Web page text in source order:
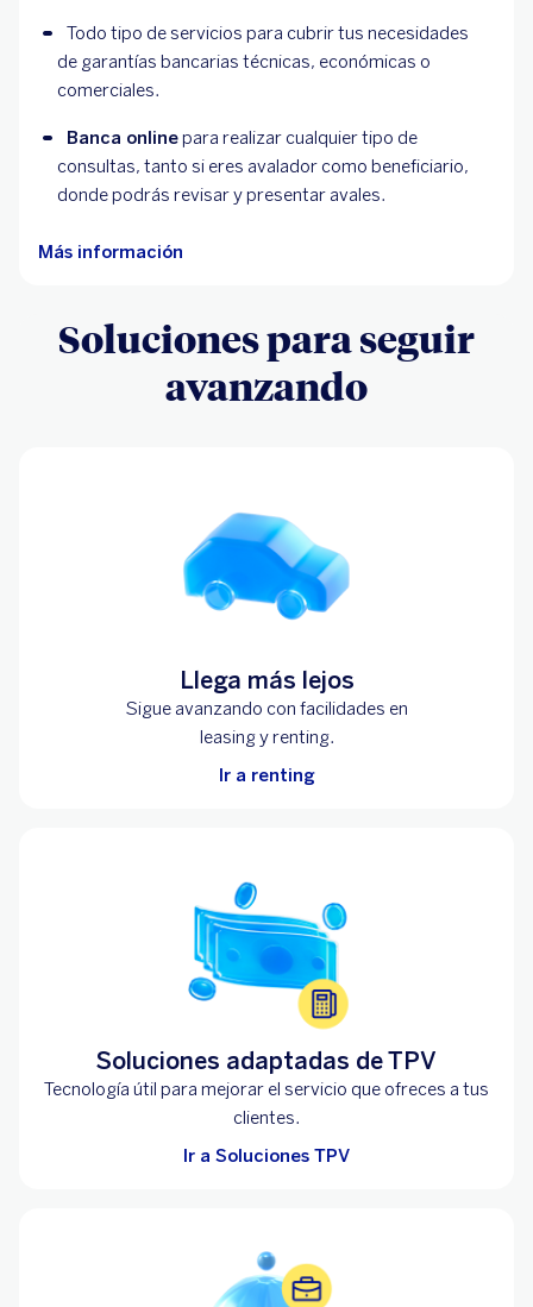
Todo tipo de servicios para cubrir tus necesidades
de garantías bancarias técnicas, económicas o
comerciales.
Banca online para realizar cualquier tipo de
consultas, tanto si eres avalador como beneficiario,
donde podrás revisar y presentar avales.
Más información
Soluciones para seguir
avanzando
Llega más lejos
Sigue avanzando con facilidades en
leasingy renting.
Ir a renting
Soluciones adaptadas de TPV
Tecnología útil para mejorar el servicio que ofreces a tus
clientes.
Ir a Soluciones TPV